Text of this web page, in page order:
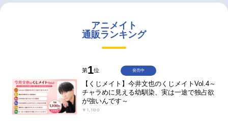
アニメイト
通販ランキング
第1位
【くじメイト】今井文也のくじメイトVol.4～
チャラめに見える幼馴染、実は一途で独占欲
が強いんです～
￥1,100
発売中